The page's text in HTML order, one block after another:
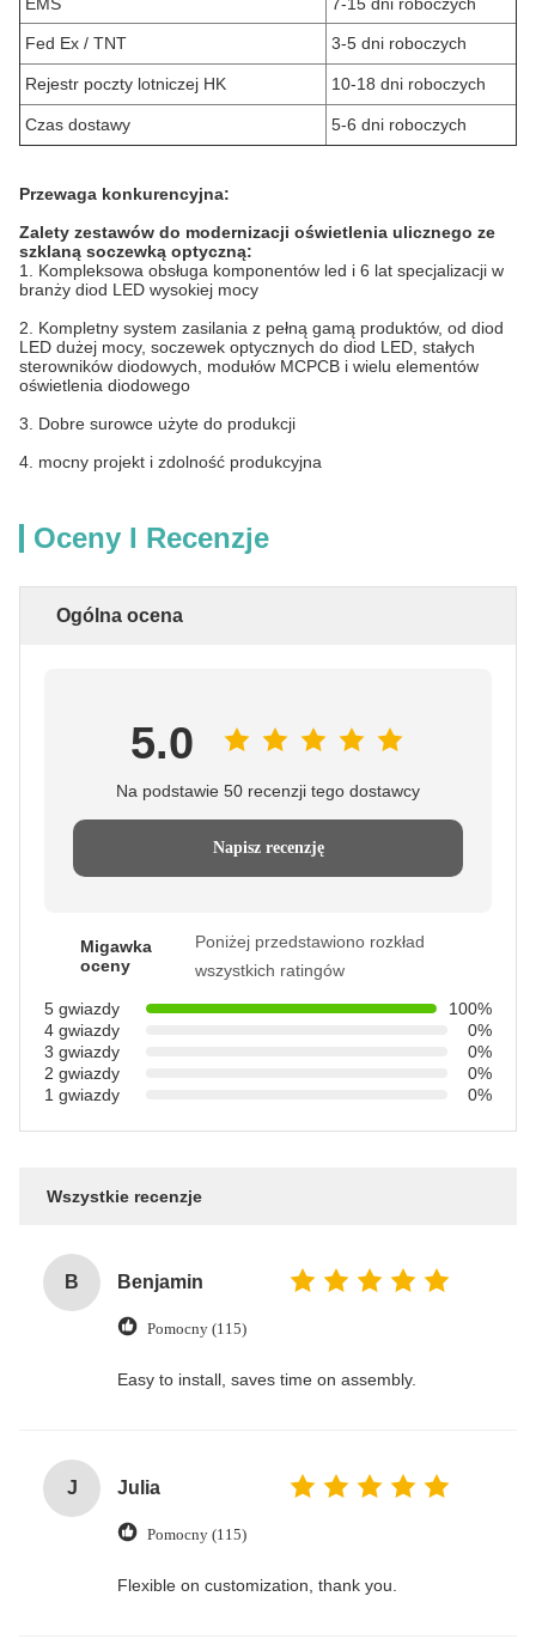
Fed Ex / TNT 3-5 dni roboczych
Rejestr poczty lotniczej HK 10-18 dni roboczych
Czas dostawy 5-6 dni roboczych
Przewaga konkurencyjna:
Zalety zestawów do modernizacji oświetlenia ulicznego ze
szklaną soczewką optyczną:
1. Kompleksowa obsługa komponentów led i 6 lat specjalizacji w
branży diod LED wysokiej mocy
2. Kompletny system zasilania z pełną gamą produktów, od diod
LED dużej mocy, soczewek optycznych do diod LED, stałych
sterowników diodowych, modułów MCPCB i wielu elementów
oświetlenia diodowego
3. Dobre surowce użyte do produkcji
4. mocny projekt i zdolność produkcyjna
Oceny I Recenzje
Ogólna ocena
5.0
Na podstawie 50 recenzji tego dostawcy
Napisz recenzję
Migawka
oceny
Poniżej przedstawiono rozkład
wszystkich ratingów
5 gwiazdy
100%
4 gwiazdy
0%
3 gwiazdy
0%
2 gwiazdy
0%
1 gwiazdy
0%
Wszystkie recenzje
B Benjamin
Pomocny (115)
Easy to install, saves time on assembly.
J Julia
Pomocny (115)
Flexible on customization, thank you.